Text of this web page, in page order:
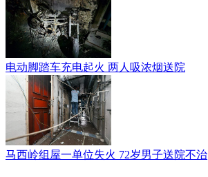
电动脚踏车充电起火 两人吸浓烟送院
马西岭组屋一单位失火 72岁男子送院不治